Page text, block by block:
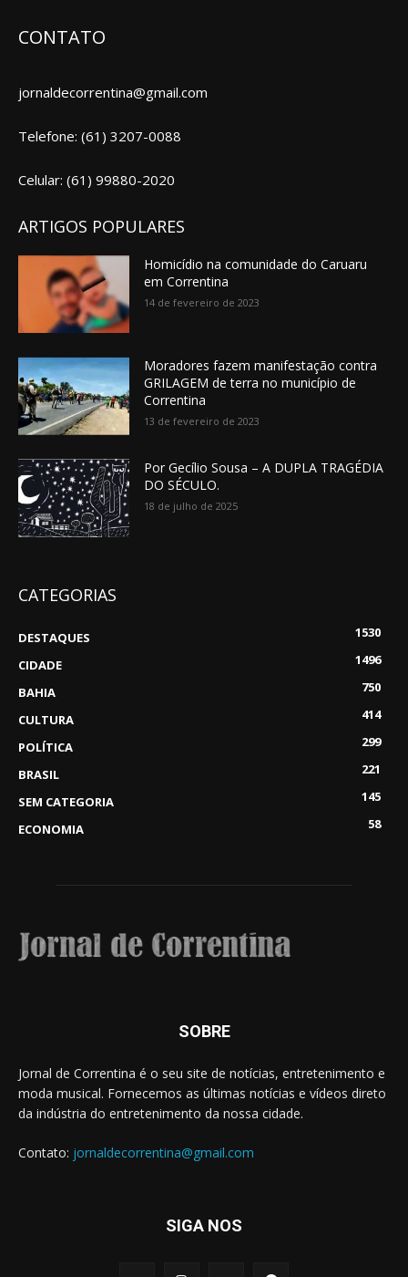
CONTATO
jornaldecorrentina@gmail.com
Telefone: (61) 3207-0088
Celular: (61) 99880-2020
ARTIGOS POPULARES
Homicídio na comunidade do Caruaru
em Correntina
14 de fevereiro de 2023
Moradores fazem manifestação contra
GRILAGEM de terra no município de
Correntina
13 de fevereiro de 2023
Por Gecílio Sousa – A DUPLA TRAGÉDIA
DO SÉCULO.
18 de julho de 2025
CATEGORIAS
DESTAQUES
1530
CIDADE
1496
BAHIA
750
CULTURA
414
POLÍTICA
299
BRASIL
221
SEM CATEGORIA
145
ECONOMIA
58
SOBRE
Jornal de Correntina é o seu site de notícias, entretenimento e
moda musical. Fornecemos as últimas notícias e vídeos direto
da indústria do entretenimento da nossa cidade.
Contato: jornaldecorrentina@gmail.com
SIGA NOS